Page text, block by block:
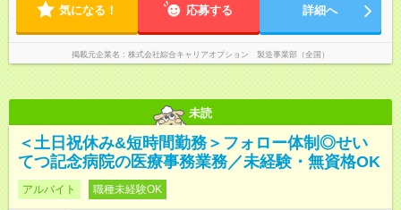
気になる！ 応募する 詳細へ
掲載元企業名 株式会社綜合キャリアオプション 製造事業部（全国）
未読
＜土日祝休み&短時間勤務＞フォロー体制◎せい
てつ記念病院の医療事務業務／未経験・無資格OK
アルバイト 職種未経験OK